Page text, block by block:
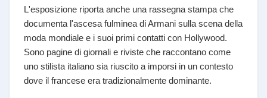
L'esposizione riporta anche una rassegna stampa che
documenta l'ascesa fulminea di Armani sulla scena della
moda mondiale e i suoi primi contatti con Hollywood.
Sono pagine di giornali e riviste che raccontano come
uno stilista italiano sia riuscito a imporsi in un contesto
dove il francese era tradizionalmente dominante.